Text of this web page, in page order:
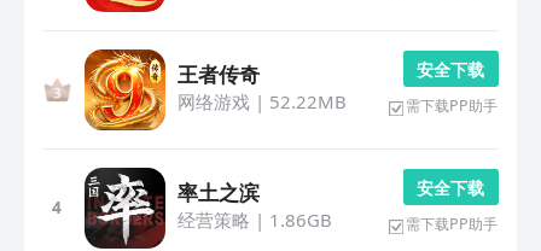
王者传奇
网络游戏| 52.22MB
安 全 下 载
需下载PP助手
4
率土之滨
经营策略 | 1.86GB
安 全 下 载
需下载PP助手